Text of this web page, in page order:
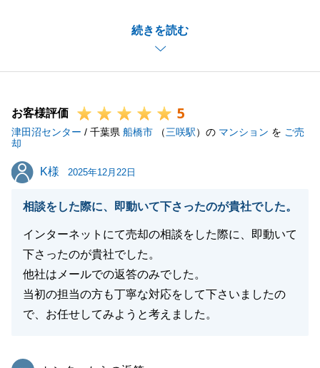
続きを読む
不動産に関してお困りのことなどがございましたら、
いつでもお気軽にお声掛けくださいませ。
今後とも東急リバブルをご愛顧のほど、よろしくお願
お客様評価 5
津田沼センター / 千葉県 船橋市 （三咲駅）の マンション を ご売
却
K様
K様 2025年12月22日
相談をした際に、即動いて下さったのが貴社でした。
インターネットにて売却の相談をした際に、即動いて
下さったのが貴社でした。
他社はメールでの返答のみでした。
当初の担当の方も丁寧な対応をして下さいましたの
で、お任せしてみようと考えました。
東急リバブル